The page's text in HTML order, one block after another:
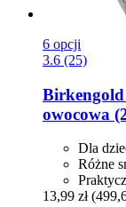
6 opcji
3.6 (25)
Birkengold
owocowa
Dla
Różne
13,99 zł